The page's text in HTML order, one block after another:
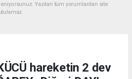
Yazılan tüm yorumlardan site
hareketin 2 dev